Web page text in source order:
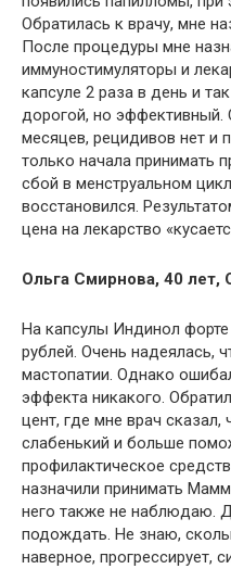
Обратилась к врачу, мне
После процедуры мне
иммуностимуляторы и
капсуле 2 раза в день и
дорогой, но эффективный.
месяцев, рецидивов нет и
только начала принимать
сбой в менструальном
восстановился.
цена на лекарство
Ольга Смирнова, 40 лет,
На капсулы Индинол
рублей. Очень надеялась,
мастопатии. Однако
эффекта никакого.
цент, где мне врач сказал,
слабенький и больше
профилактическое
назначили принимать
него также не наблюдаю.
подождать. Не знаю,
наверное, прогрессирует,